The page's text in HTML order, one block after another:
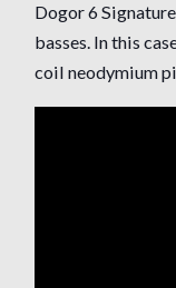
Dogor 6
basses. In this
coil neodymium